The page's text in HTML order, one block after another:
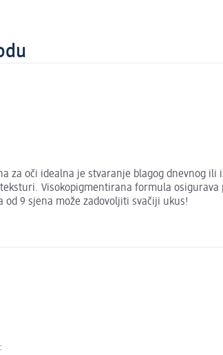
za oči idealna je stvaranje blagog dnevnog
Visokopigmentirana formula
od 9 sjena može zadovoljiti svačiji ukus!